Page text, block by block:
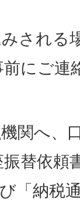
される
にご連
関へ、
替依頼
「納税